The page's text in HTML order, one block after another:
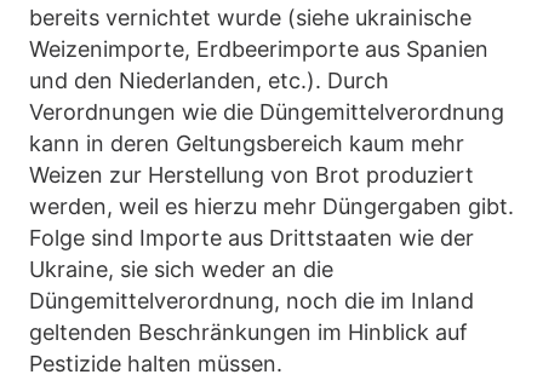
bereits vernichtet wurde (siehe ukrainische
Weizenimporte, Erdbeerimporte aus Spanien
und den Niederlanden, etc.). Durch
Verordnungen wie die Düngemittelverordnung
kann in deren Geltungsbereich kaum mehr
Weizen zur Herstellung von Brot produziert
werden, weil es hierzu mehr Düngergaben gibt.
Folge sind Importe aus Drittstaaten wie der
Ukraine, sie sich weder an die
Düngemittelverordnung, noch die im Inland
geltenden Beschränkungen im Hinblick auf
Pestizide halten müssen.